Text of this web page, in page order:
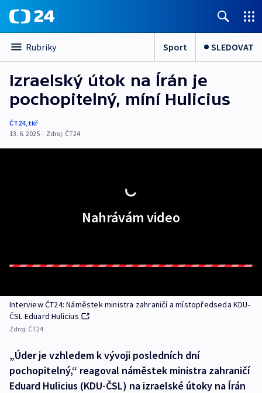
Rubriky Sport SLEDOVAT
Izraelský útok na Írán je
pochopitelný, míní Hulicius
ČT24, tkř
13. 6. 2025 | Zdroj: ČT24
Nahrávám video
Interview ČT24: Náměstek ministra zahraničí a místopředseda KDU-
ČSL Eduard Hulicius
Zdroj: ČT24
„Úder je vzhledem k vývoji posledních dní
pochopitelný,“ reagoval náměstek ministra zahraničí
Eduard Hulicius (KDU-ČSL) na izraelské útoky na Írán